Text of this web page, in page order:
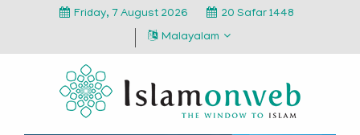
Friday, 7 August 2026
20 Safar 1448
Malayalam